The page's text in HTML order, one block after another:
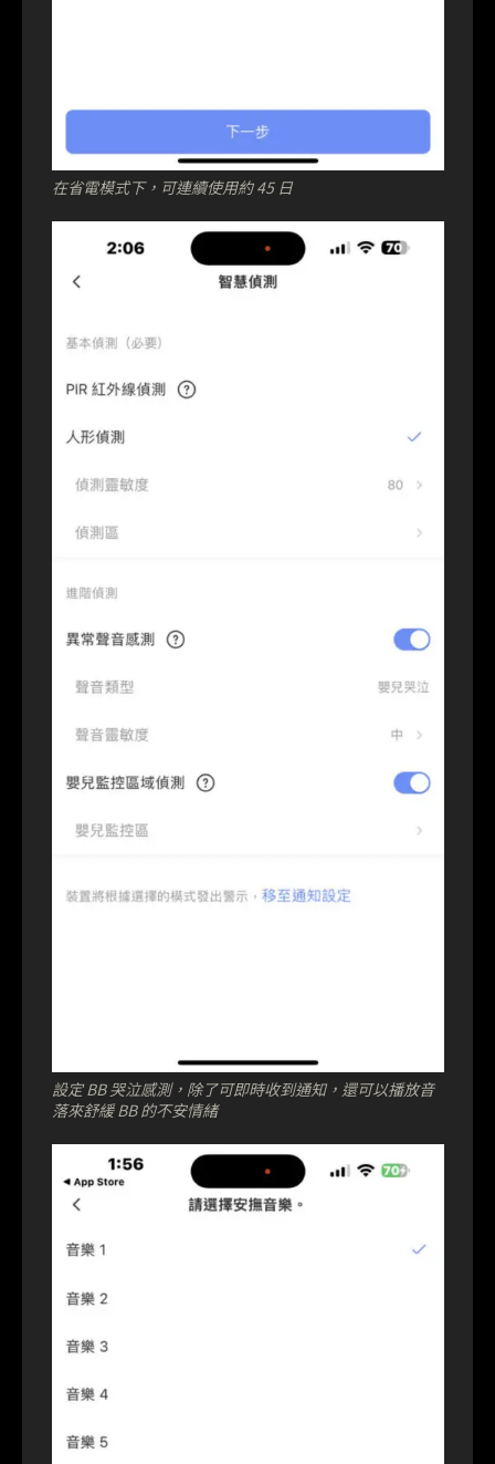
在省電模式下，可連續使用約 45 日
設定 BB 哭泣感測，除了可即時收到通知，還可以播放音
落來舒緩 BB 的不安情緒